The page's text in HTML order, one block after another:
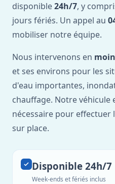
disponible24h/7, y
jours fériés. Un appel au
mobiliser notre équipe.
Nous intervenons en
et ses environs pour les
d'eau importantes,
chauffage. Notre véhicule
nécessaire pour
sur place.
Disponible 24h/7
Week-ends et fériés inclus